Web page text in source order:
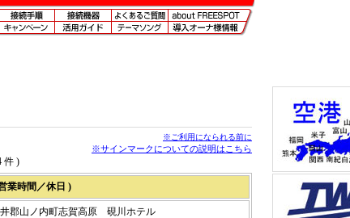
※ご利用になられる前に
※サインマークについての説明はこちら
件 )
業時間／休日 )
井郡山ノ内町志賀高原 硯川ホテル